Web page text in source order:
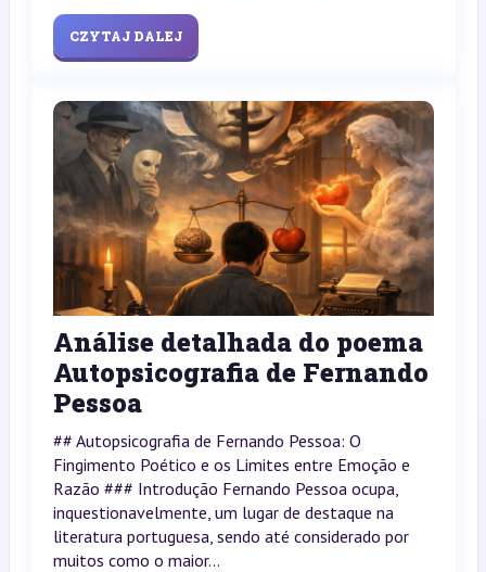
CZYTAJ DALEJ
Análise detalhada do poema
Autopsicografia de Fernando
Pessoa
## Autopsicografia de Fernando Pessoa: O
Fingimento Poético e os Limites entre Emoção e
Razão ### Introdução Fernando Pessoa ocupa,
inquestionavelmente, um lugar de destaque na
literatura portuguesa, sendo até considerado por
muitos como o maior...